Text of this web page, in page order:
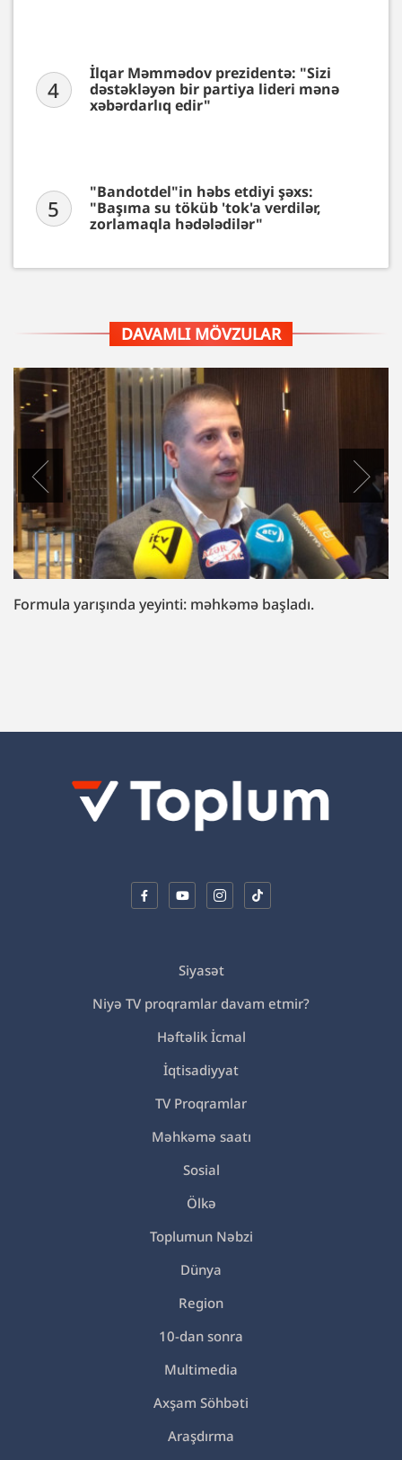
4
İlqar Məmmədov prezidentə: "Sizi
dəstəkləyən bir partiya lideri mənə
xəbərdarlıq edir"
5
"Bandotdel"in həbs etdiyi şəxs:
"Başıma su töküb 'tok'a verdilər,
zorlamaqla hədələdilər"
DAVAMLI MÖVZULAR
“Fazil Mustafaya sui-qəsd işi”ndə müttəhim:
Siyasət
Niyə TV proqramlar davam etmir?
Həftəlik İcmal
İqtisadiyyat
TV Proqramlar
Məhkəmə saatı
Sosial
Ölkə
Toplumun Nəbzi
Dünya
Region
10-dan sonra
Multimedia
Axşam Söhbəti
Araşdırma